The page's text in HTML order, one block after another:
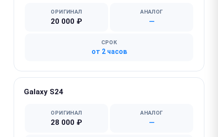
ОРИГИНАЛ
20 000 ₽
АНАЛОГ
—
СРОК
от 2 часов
Galaxy S24
ОРИГИНАЛ
28 000 ₽
АНАЛОГ
—